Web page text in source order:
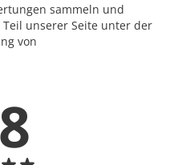
sammeln und
unserer Seite unter der
von